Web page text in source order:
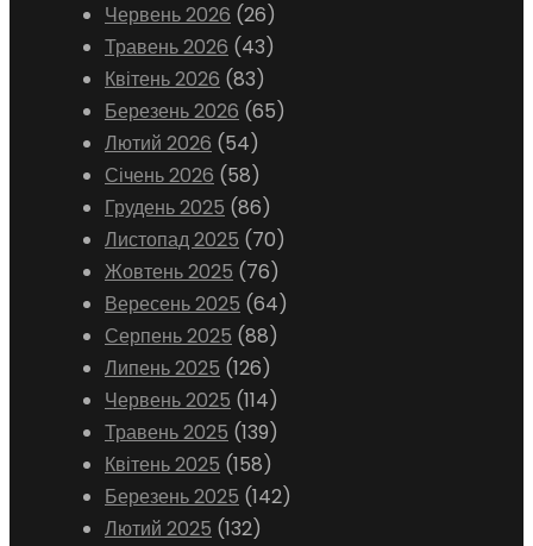
Червень 2026 (26)
Травень 2026 (43)
Квітень 2026 (83)
Березень 2026 (65)
Лютий 2026 (54)
Січень 2026 (58)
Грудень 2025 (86)
Листопад 2025 (70)
Жовтень 2025 (76)
Вересень 2025 (64)
Серпень 2025 (88)
Липень 2025 (126)
Червень 2025 (114)
Травень 2025 (139)
Квітень 2025 (158)
Березень 2025 (142)
Лютий 2025 (132)